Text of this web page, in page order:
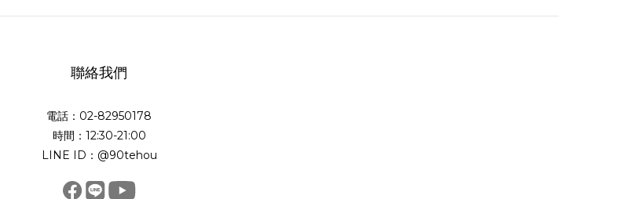
聯絡我們
電話：02-82950178
時間：12:30-21:00
LINE ID：@90tehou